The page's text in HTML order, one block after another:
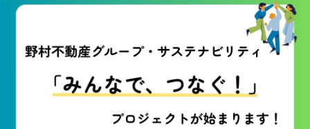
ブログ一覧
サステナ国内外事例